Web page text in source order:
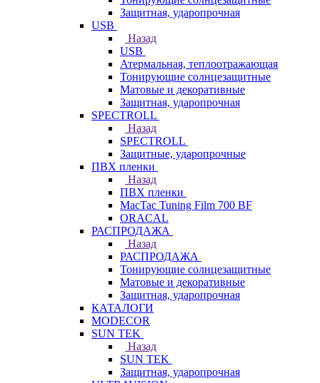
Защитная, ударопрочная
USB
Назад
USB
Атермальная, теплоотражающая
Тонирующие солнцезащитные
Матовые и декоративные
Защитная, ударопрочная
SPECTROLL
Назад
SPECTROLL
Защитные, ударопрочные
ПВХ пленки
Назад
ПВХ пленки
MacTac Tuning Film 700 BF
ORACAL
РАСПРОДАЖА
Назад
РАСПРОДАЖА
Тонирующие солнцезащитные
Матовые и декоративные
Защитная, ударопрочная
КАТАЛОГИ
MODECOR
SUN TEK
Назад
SUN TEK
Защитная, ударопрочная